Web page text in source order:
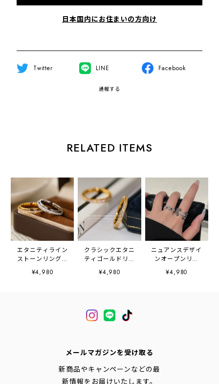
日本国内にお住まいの方向け
Twitter LINE Facebook
通報する
RELATED ITEMS
エタニティライン
ストーンリング
2litr06464
¥4,980
クラシックエタニ
ティゴールドリン
グ 2litr06465
¥4,980
ニュアンスデザイ
ンオープンリン
グ 2litr06595
¥4,980
メールマガジンを受け取る
新商品やキャンペーンなどの最
新情報をお届けいたします。